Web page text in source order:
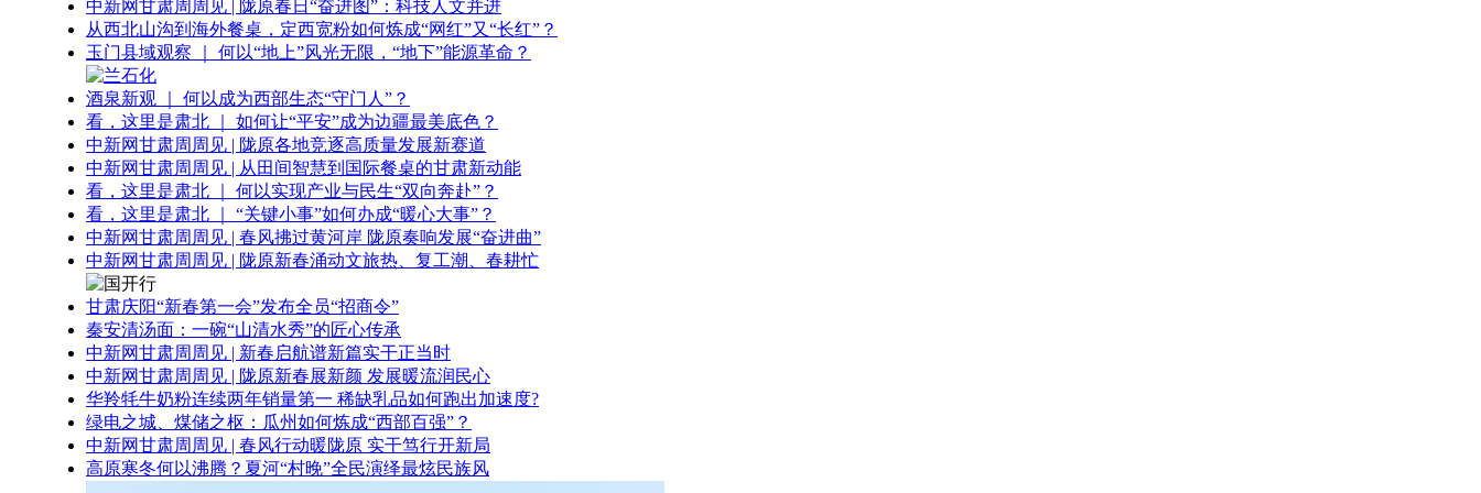
中新网甘肃周周见 | 陇原春日“奋进图”：科技人文并进
从西北山沟到海外餐桌，定西宽粉如何炼成“网红”又“长红”？
玉门县域观察 ｜ 何以“地上”风光无限，“地下”能源革命？
酒泉新观 ｜ 何以成为西部生态“守门人”？
看，这里是肃北 ｜ 如何让“平安”成为边疆最美底色？
中新网甘肃周周见 | 陇原各地竞逐高质量发展新赛道
中新网甘肃周周见 | 从田间智慧到国际餐桌的甘肃新动能
看，这里是肃北 ｜ 何以实现产业与民生“双向奔赴”？
看，这里是肃北 ｜ “关键小事”如何办成“暖心大事”？
中新网甘肃周周见 | 春风拂过黄河岸 陇原奏响发展“奋进曲”
中新网甘肃周周见 | 陇原新春涌动文旅热、复工潮、春耕忙
甘肃庆阳“新春第一会”发布全员“招商令”
秦安清汤面：一碗“山清水秀”的匠心传承
中新网甘肃周周见 | 新春启航谱新篇实干正当时
中新网甘肃周周见 | 陇原新春展新颜 发展暖流润民心
华羚牦牛奶粉连续两年销量第一 稀缺乳品如何跑出加速度?
绿电之城、煤储之枢：瓜州如何炼成“西部百强”？
中新网甘肃周周见 | 春风行动暖陇原 实干笃行开新局
高原寒冬何以沸腾？夏河“村晚”全民演绎最炫民族风